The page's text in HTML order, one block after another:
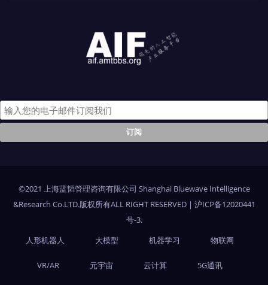
©2021 上海蓝韬管理咨询有限公司 Shanghai Bluewave Intelligence
&Research Co.LTD.版权所有ALL RIGHT RESERVED | 沪ICP备12020441
号-3.
人形机器人
大模型 机器学习 物联网
VR/AR 元宇宙 云计算 5G通讯